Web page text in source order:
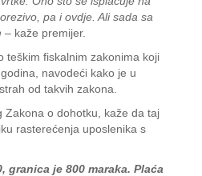
pa i ovdje. Ali sada sa
– kaže premijer.
teškim fiskalnim zakonima koji
navodeći kako je u
od takvih zakona.
Zakona o dohotku, kaže da taj
rasterećenja uposlenika s
granica je 800 maraka. Plaća